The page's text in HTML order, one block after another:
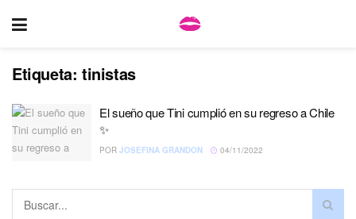
Etiqueta: tinistas
El sueño que Tini cumplió en su regreso a Chile
✨
POR JOSEFINA GRANDON 04/11/2022